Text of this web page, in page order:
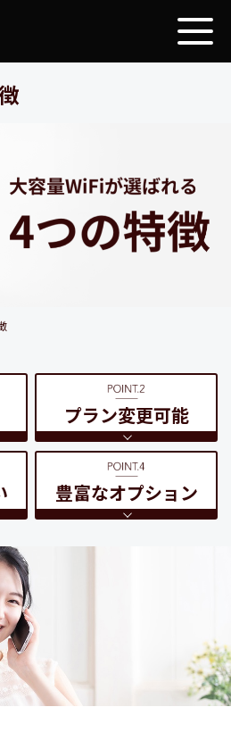
プラン変更可能
豊富なオプション